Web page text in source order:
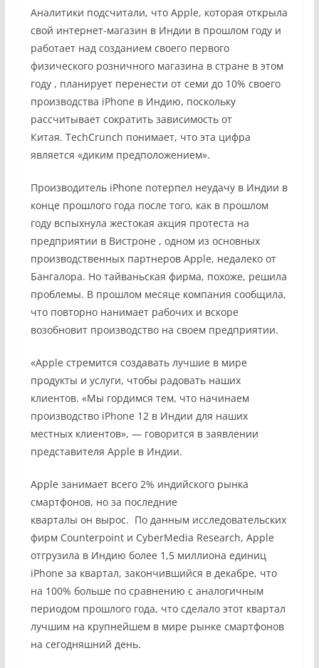
Аналитики подсчитали, что Apple, которая открыла
свой интернет-магазин в Индии в прошлом годуи
работает над созданием своего первого
физического розничного магазина в стране в этом
году, планирует перенести от семи до 10% своего
производства iPhone в Индию, поскольку
рассчитывает сократить зависимость от
Китая. TechCrunch понимает, что эта цифра
является «диким предположением».
Производитель iPhone потерпел неудачу в Индии в
конце прошлого года после того, как в прошлом
году вспыхнула жестокая акция протеста на
предприятии в Вистроне , одном из основных
производственных партнеров Apple, недалеко от
Бангалора. Но тайваньская фирма, похоже, решила
проблемы. В прошлом месяце компания сообщила,
что повторно нанимает рабочих и вскоре
возобновит производство на своем предприятии.
«Apple стремится создавать лучшие в мире
продукты и услуги, чтобы радовать наших
клиентов. «Мы гордимся тем, что начинаем
производство iPhone 12 в Индии для наших
местных клиентов», — говорится в заявлении
представителя Apple в Индии.
Apple занимает всего 2% индийского рынка
смартфонов, но за последние
кварталы он вырос. По данным исследовательских
фирм Counterpoint и CyberMedia Research, Apple
отгрузила в Индию более 1,5 миллиона единиц
iPhone за квартал, закончившийся в декабре, что
на 100% больше по сравнению с аналогичным
периодом прошлого года, что сделало этот квартал
лучшим на крупнейшем в мире рынке смартфонов
на сегодняшний день.